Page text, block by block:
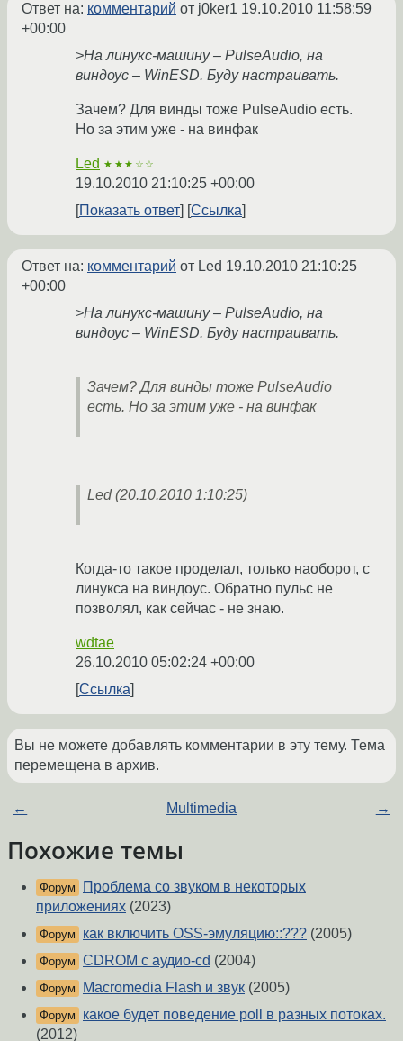
Ответ на: комментарий от j0ker1 19.10.2010 11:58:59
+00:00
>На линукс-машину – PulseAudio, на
виндоус – WinESD. Буду настраивать.
Зачем? Для винды тоже PulseAudio есть.
Но за этим уже - на винфак
Led ★★★☆☆
19.10.2010 21:10:25 +00:00
Показать ответ
Ссылка
Ответ на: комментарий от Led 19.10.2010 21:10:25
+00:00
>На линукс-машину – PulseAudio, на
виндоус – WinESD. Буду настраивать.
Зачем? Для винды тоже PulseAudio
есть. Но за этим уже - на винфак
Led (20.10.2010 1:10:25)
Когда-то такое проделал, только наоборот, с
линукса на виндоус. Обратно пульс не
позволял, как сейчас - не знаю.
wdtae
26.10.2010 05:02:24 +00:00
Ссылка
Вы не можете добавлять комментарии в эту тему. Тема
перемещена в архив.
← Multimedia →
Похожие темы
Форум
Проблема со звуком в некоторых
приложениях (2023)
Форум как включить OSS-эмуляцию::??? (2005)
Форум CDROM с аудио-cd (2004)
Форум Macromedia Flash и звук (2005)
Форум
какое будет поведение poll в разных потоках.
(2012)